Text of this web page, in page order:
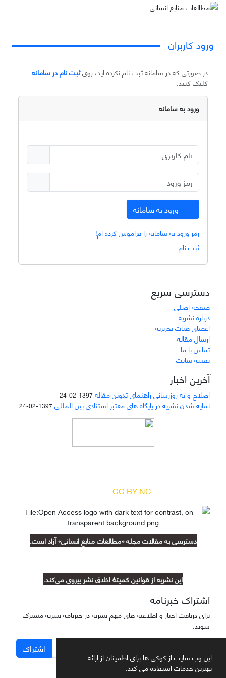
این وب سایت از کوکی ها برای اطمینان از ارائه
بهترین خدمات استفاده می کند.
ورود کاربران
در صورتی که در سامانه ثبت نام نکرده اید، رویثبت نام در سامانه
کلیک کنید.
ورود به سامانه
ورود به سامانه
رمز ورود به سامانه را فراموش کرده ام!
ثبت نام
دسترسی سریع
صفحه اصلی
درباره نشریه
اعضای هیات تحریریه
ارسال مقاله
تماس با ما
نقشه سایت
آخرین اخبار
اصلاح و به روزرسانی راهنمای تدوین مقاله 1397-02-24
نمایه شدن نشریه در پایگاه های معتبر استنادی بین المللی 1397-02-24
CC BY-NC
دسترسی به مقالات مجله «مطالعات منابع انسانی» آزاد است.
این نشریه از قوانین کمیتۀ اخلاق نشر پیروی می‌کند.
اشتراک خبرنامه
برای دریافت اخبار و اطلاعیه های مهم نشریه در خبرنامه نشریه مشترک
شوید.
اشتراک